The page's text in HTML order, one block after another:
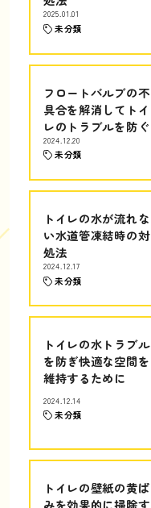
2025.01.01
未分類
フロートバルブの不
具合を解消してトイ
レのトラブルを防ぐ
2024.12.20
未分類
トイレの水が流れな
い水道管凍結時の対
処法
2024.12.17
未分類
トイレの水トラブル
を防ぎ快適な空間を
維持するために
2024.12.14
未分類
トイレの壁紙の黄ば
みを効果的に掃除す